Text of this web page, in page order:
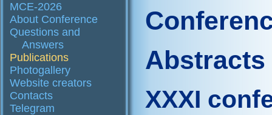
MCE-2026
About Conference
Questions and
Answers
Publications
Photogallery
Website creators
Contacts
Telegram
Abstracts
XXXI